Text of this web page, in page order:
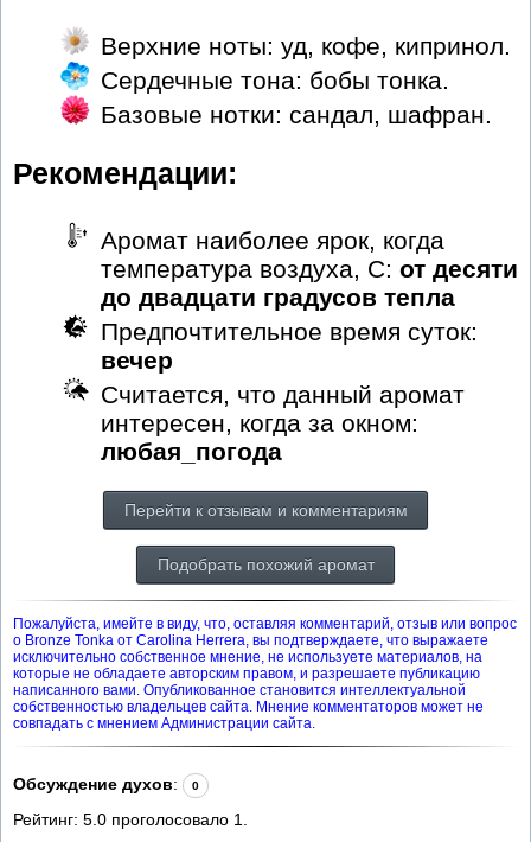
Верхние ноты: уд, кофе, кипринол.
Сердечные тона: бобы тонка.
Базовые нотки: сандал, шафран.
Рекомендации:
Аромат наиболее ярок, когда
температура воздуха, С: от десяти
до двадцати градусов тепла
Предпочтительное время суток:
вечер
Считается, что данный аромат
интересен, когда за окном:
любая_погода
Перейти к отзывам и комментариям
Подобрать похожий аромат
Пожалуйста, имейте в виду, что, оставляя комментарий, отзыв или вопрос
о Bronze Tonka от Carolina Herrera, вы подтверждаете, что выражаете
исключительно собственное мнение, не используете материалов, на
которые не обладаете авторским правом, и разрешаете публикацию
написанного вами. Опубликованное становится интеллектуальной
собственностью владельцев сайта. Мнение комментаторов может не
совпадать с мнением Администрации сайта.
Обсуждение духов: 0
Рейтинг: 5.0 проголосовало 1